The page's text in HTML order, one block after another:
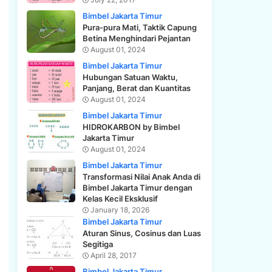
Bimbel Jakarta Timur
Pura-pura Mati, Taktik Capung
Betina Menghindari Pejantan
August 01, 2024
Bimbel Jakarta Timur
Hubungan Satuan Waktu,
Panjang, Berat dan Kuantitas
August 01, 2024
Bimbel Jakarta Timur
HIDROKARBON by Bimbel
Jakarta Timur
August 01, 2024
Bimbel Jakarta Timur
Transformasi Nilai Anak Anda di
Bimbel Jakarta Timur dengan
Kelas Kecil Eksklusif
January 18, 2026
Bimbel Jakarta Timur
Aturan Sinus, Cosinus dan Luas
Segitiga
April 28, 2017